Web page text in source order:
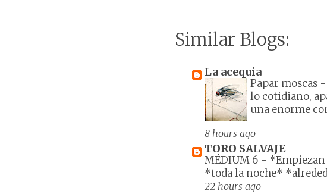
Similar Blogs:
La acequia
Papar moscas
lo cotidiano,
una enorme
8 hours ago
TORO SALVAJE
MÉDIUM 6 -
*toda la noche*
22 hours ago